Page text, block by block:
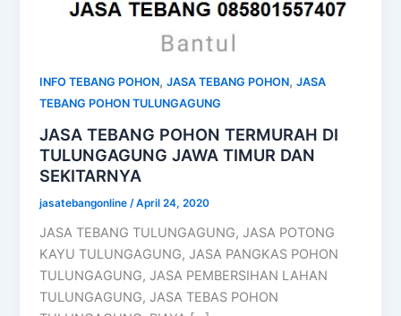
INFO TEBANG POHON,JASA TEBANG POHON,JASA
TEBANG POHON TULUNGAGUNG
JASA TEBANG POHON TERMURAH DI
TULUNGAGUNG JAWA TIMUR DAN
SEKITARNYA
jasatebangonline/April 24, 2020
JASA TEBANG TULUNGAGUNG, JASA POTONG
KAYU TULUNGAGUNG, JASA PANGKAS POHON
TULUNGAGUNG, JASA PEMBERSIHAN LAHAN
TULUNGAGUNG, JASA TEBAS POHON